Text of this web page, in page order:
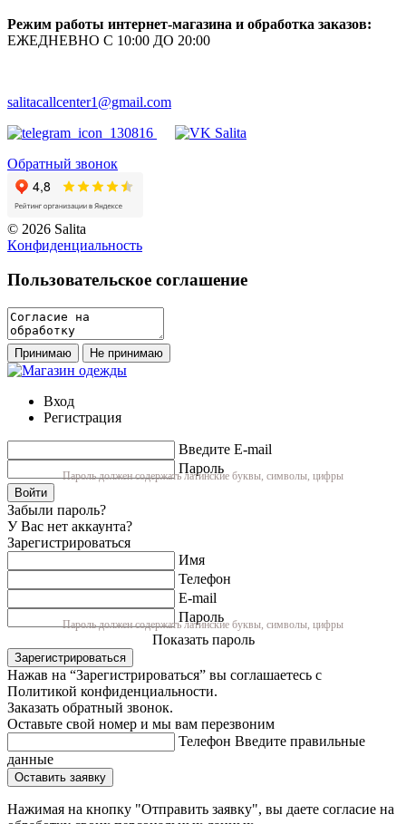
Режим работы интернет-магазина и обработка заказов:
ЕЖЕДНЕВНО С 10:00 ДО 20:00
salitacallcenter1@gmail.com
Обратный звонок
© 2026 Salita
Кoнфидeнциaльнoсть
Пользовательское соглашение
Принимаю Не принимаю
Вход
Регистрация
Введите E-mail
Пароль
Пароль должен содержать латинские буквы, символы, цифры
Войти
Забыли пароль?
У Вас нет аккаунта?
Зарегистрироваться
Имя
Телефон
E-mail
Пароль
Пароль должен содержать латинские буквы, символы, цифры
Показать пароль
Зарегистрироваться
Нажав на “Зарегистрироваться” вы соглашаетесь с
Политикой конфиденциальности.
Заказать обратный звонок.
Оставьте свой номер и мы вам перезвоним
Телефон Введите правильные
данные
Оставить заявку
Нажимая на кнопку "Отправить заявку", вы даете согласие на